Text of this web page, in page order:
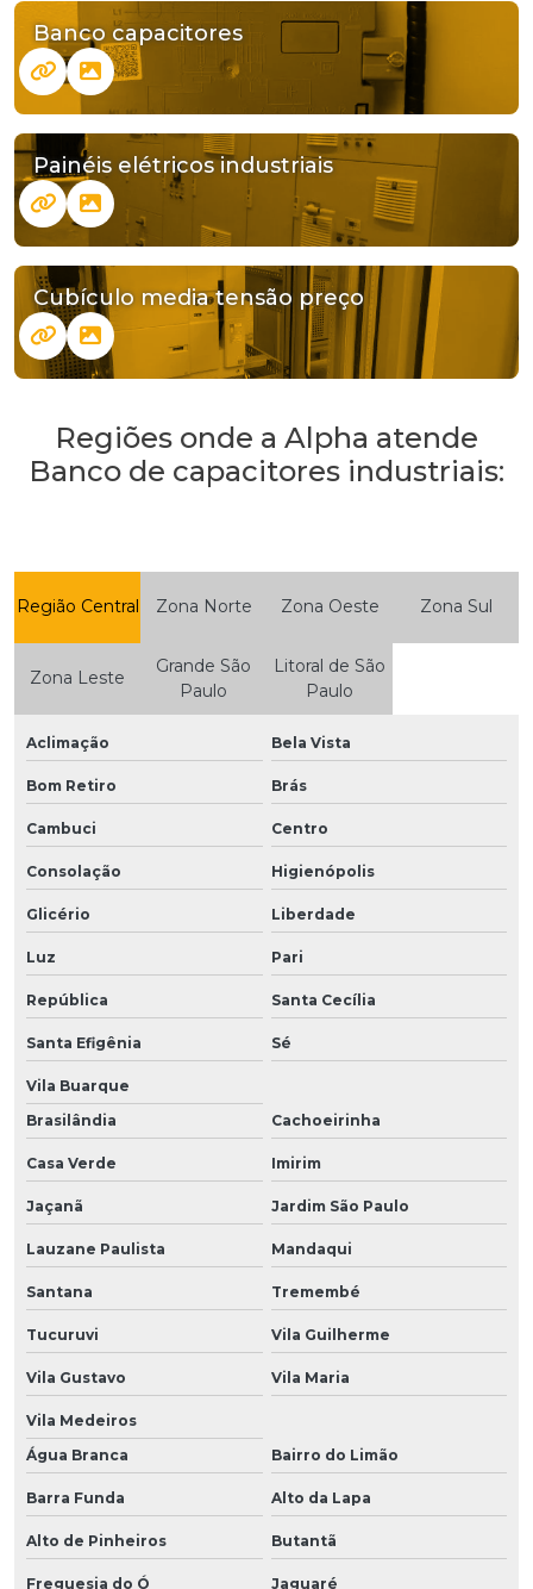
Banco capacitores
Painéis elétricos industriais
Cubículo media tensão preço
Regiões onde a Alpha atende
Banco de capacitores industriais:
Região Central Zona Norte Zona Oeste Zona Sul
Zona Leste
Grande São
Paulo
Litoral de São
Paulo
Aclimação Bela Vista
Bom Retiro Brás
Cambuci Centro
Consolação Higienópolis
Glicério Liberdade
Luz Pari
República Santa Cecília
Santa Efigênia Sé
Vila Buarque
Brasilândia
Cachoeirinha
Casa Verde Imirim
Jaçanã Jardim São Paulo
Lauzane Paulista Mandaqui
Santana Tremembé
Tucuruvi Vila Guilherme
Vila Gustavo Vila Maria
Vila Medeiros
Água Branca
Bairro do Limão
Barra Funda Alto da Lapa
Alto de Pinheiros Butantã
Freguesia do Ó Jaguaré